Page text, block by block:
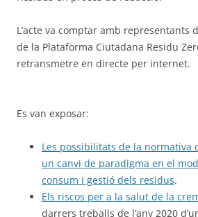
L’acte va comptar amb representants
de la Plataforma Ciutadana Residu
retransmetre en directe per internet.
Es van exposar:
Les possibilitats de la normativa
un canvi de paradigma en el
consum i gestió dels residus.
Els riscos per a la salut de la
darrers treballs de l’any 2020